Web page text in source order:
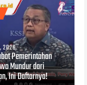
2026
Pemerintahan
Mundur dari
Ini Daftarnya!